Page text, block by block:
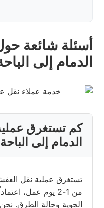
أسئلة شائعة
الدمام إلى
كم تستغرق
الدمام إلى
تستغرق عملية نقل
من 1-2 يوم عمل،
الجوية وحالة الطرق. نحن